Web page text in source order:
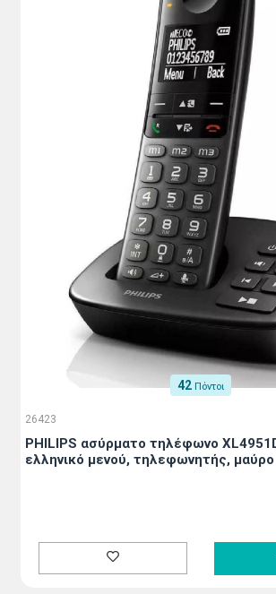
42 Πόντοι
26423
PHILIPS ασύρματο τηλέφωνο
ελληνικό μενού, τηλεφωνητής, μαύρο